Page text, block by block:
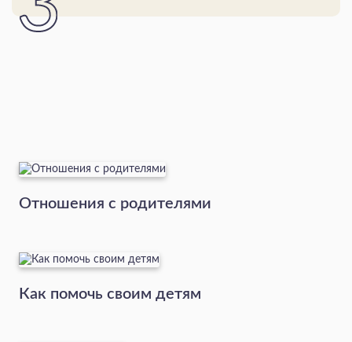
Отношения с родителями
Как помочь своим детям